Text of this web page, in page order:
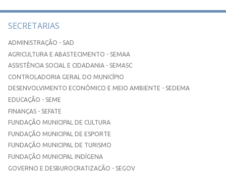
SECRETARIAS
ADMINISTRAÇÃO - SAD
AGRICULTURA E ABASTECIMENTO - SEMAA
ASSISTÊNCIA SOCIAL E CIDADANIA - SEMASC
CONTROLADORIA GERAL DO MUNICÍPIO
DESENVOLVIMENTO ECONÔMICO E MEIO AMBIENTE - SEDEMA
EDUCAÇÃO - SEME
FINANÇAS - SEFATE
FUNDAÇÃO MUNICIPAL DE CULTURA
FUNDAÇÃO MUNICIPAL DE ESPORTE
FUNDAÇÃO MUNICIPAL DE TURISMO
FUNDAÇÃO MUNICIPAL INDÍGENA
GOVERNO E DESBUROCRATIZAÇÃO - SEGOV